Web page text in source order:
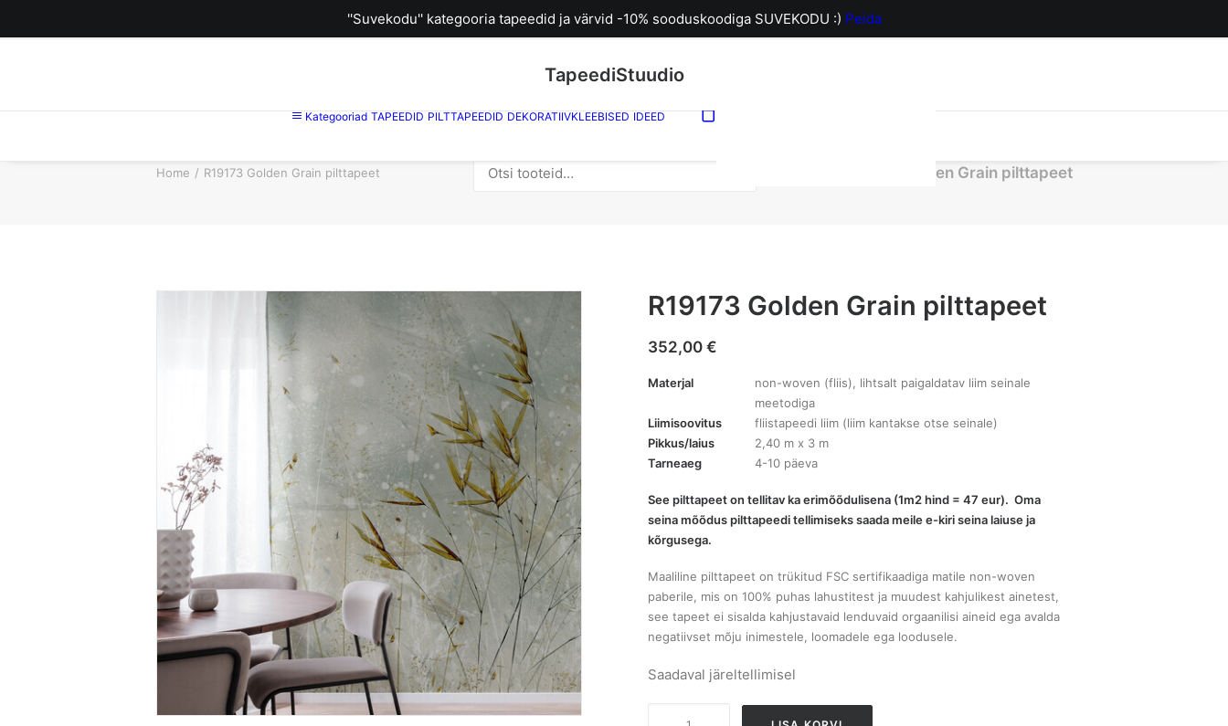
''Suvekodu'' kategooria tapeedid ja värvid -10% sooduskoodiga SUVEKODU :) Peida
TapeediStuudio
Kategooriad TAPEEDID PILTTAPEEDID DEKORATIIVKLEEBISED IDEED
Home R19173 Golden Grain pilttapeet R19173 Golden Grain pilttapeet
R19173 Golden Grain pilttapeet
352,00 €
Materjal
non-woven (fliis), lihtsalt paigaldatav liim seinale
meetodiga
Liimisoovitus
fliistapeedi liim (liim kantakse otse seinale)
Pikkus/laius
2,40 m x 3 m
Tarneaeg
4-10 päeva
See pilttapeet on tellitav ka erimõõdulisena (1m2 hind = 47 eur). Oma
seina mõõdus pilttapeedi tellimiseks saada meile e-kiri seina laiuse ja
kõrgusega.
Maaliline pilttapeet on trükitud FSC sertifikaadiga matile non-woven
paberile, mis on 100% puhas lahustitest ja muudest kahjulikest ainetest,
see tapeet ei sisalda kahjustavaid lenduvaid orgaanilisi aineid ega avalda
negatiivset mõju inimestele, loomadele ega loodusele.
Saadaval järeltellimisel